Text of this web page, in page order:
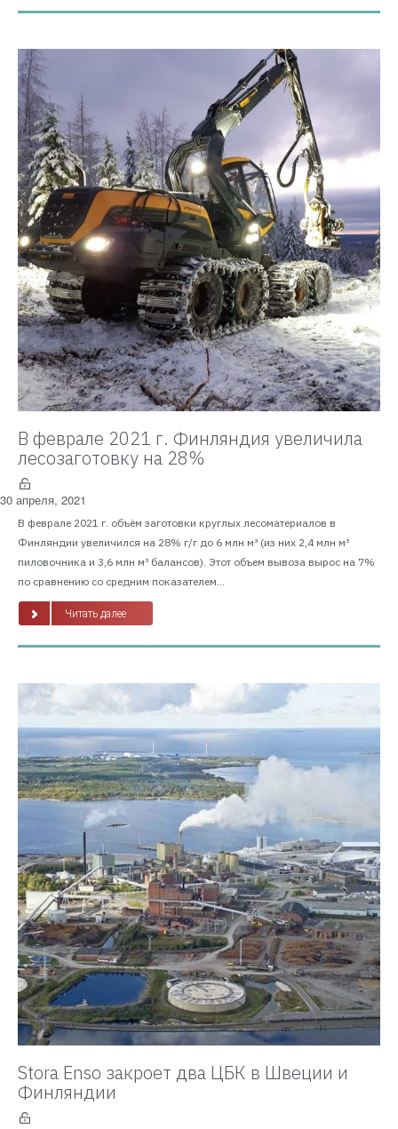
В феврале 2021 г. Финляндия увеличила
лесозаготовку на 28%
30 апреля, 2021
В феврале 2021 г. объём заготовки круглых лесоматериалов в
Финляндии увеличился на 28% г/г до 6 млн м³ (из них 2,4 млн м³
пиловочника и 3,6 млн м³ балансов). Этот объем вывоза вырос на 7%
по сравнению со средним показателем...
Читать далее
Stora Enso закроет два ЦБК в Швеции и
Финляндии